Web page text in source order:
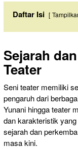
Daftar Isi
Sejarah
Teater
Seni teater memiliki
pengaruh dari
Yunani hingga teater
dan karakteristik
sejarah dan
masa kini.